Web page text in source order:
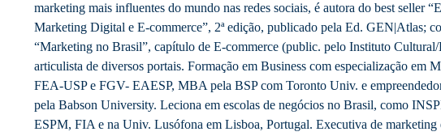
marketing mais influentes do mundo nas redes sociais, é autora do best seller
Marketing Digital e E-commerce”, 2ª edição, publicado pela Ed. GEN|Atlas;
“Marketing no Brasil”, capítulo de E-commerce (public. pelo Instituto
articulista de diversos portais. Formação em Business com especialização em
FEA-USP e FGV- EAESP, MBA pela BSP com Toronto Univ. e
pela Babson University. Leciona em escolas de negócios no Brasil, como
ESPM, FIA e na Univ. Lusófona em Lisboa, Portugal. Executiva de marketing